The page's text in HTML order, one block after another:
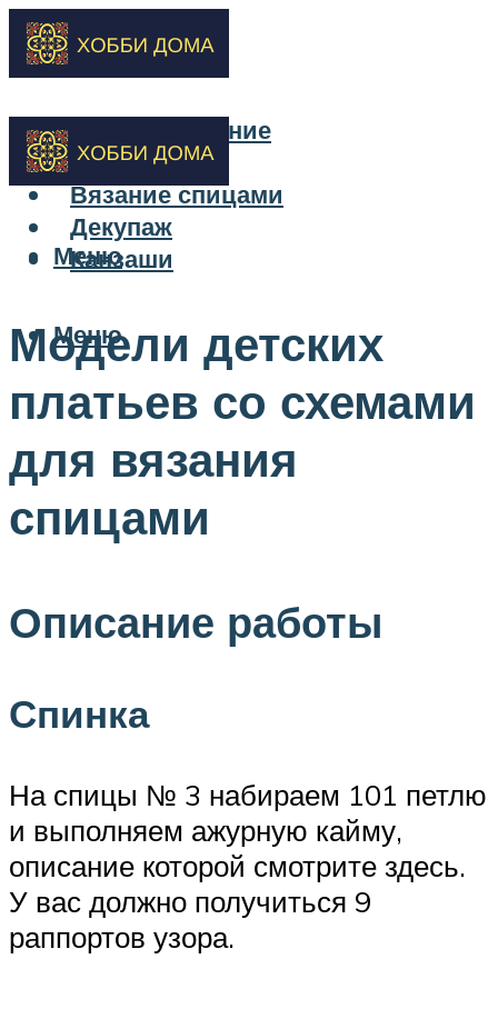
Бисероплетение
Вышивка
Вязание спицами
Декупаж
Канзаши
Меню
Меню
Модели детских
платьев со схемами
для вязания
спицами
Описание работы
Спинка
На спицы № 3 набираем 101 петлю
и выполняем ажурную кайму,
описание которой смотрите здесь.
У вас должно получиться 9
раппортов узора.